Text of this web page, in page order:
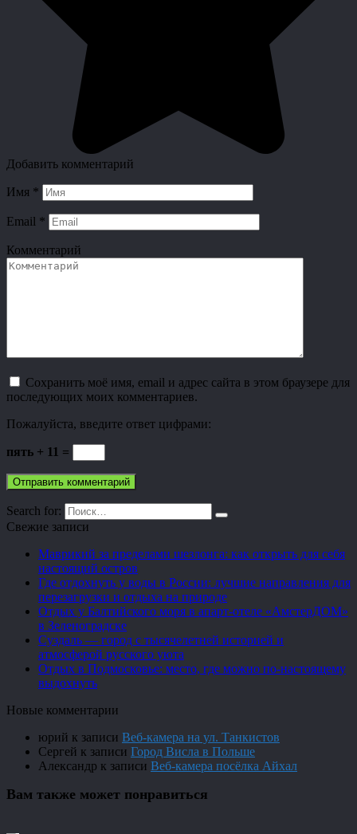
Добавить комментарий
Имя *
Email *
Комментарий
Сохранить моё имя, email и адрес сайта в этом браузере для
последующих моих комментариев.
Пожалуйста, введите ответ цифрами:
пять + 11 =
Search for:
Свежие записи
Маврикий за пределами шезлонга: как открыть для себя
настоящий остров
Где отдохнуть у воды в России: лучшие направления для
перезагрузки и отдыха на природе
Отдых у Балтийского моря в апарт-отеле «АмстерДОМ»
в Зеленоградске
Суздаль — город с тысячелетней историей и
атмосферой русского уюта
Отдых в Подмосковье: место, где можно по-настоящему
выдохнуть
Новые комментарии
юрий к записи Веб-камера на ул. Танкистов
Сергей к записи Город Висла в Польше
Александр к записи Веб-камера посёлка Айхал
Вам также может понравиться